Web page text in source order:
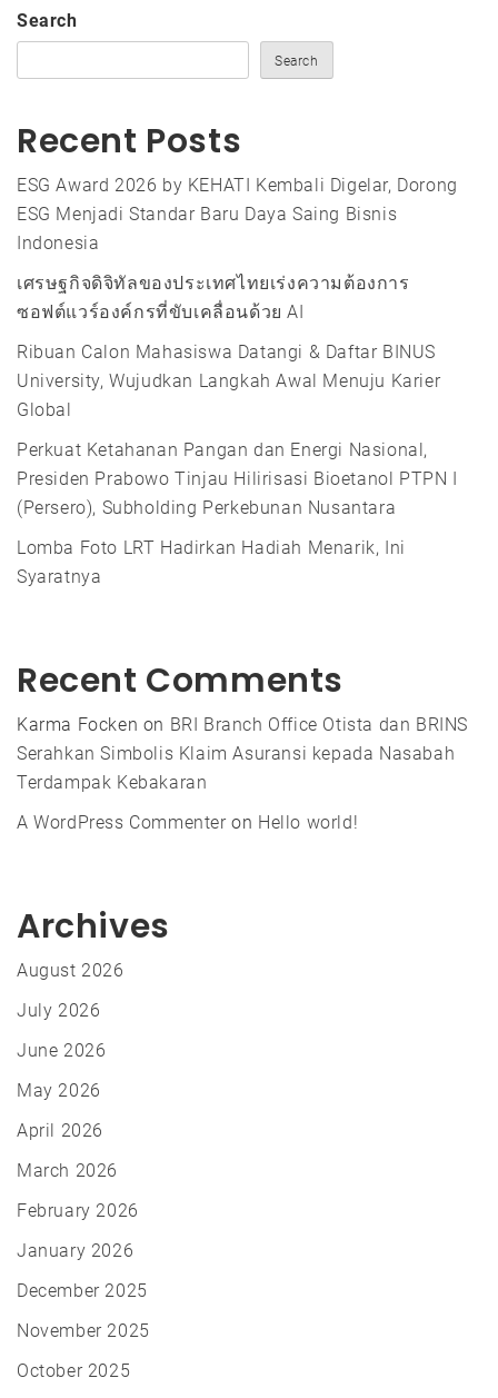
Search
Search
Recent Posts
ESG Award 2026 by KEHATI Kembali Digelar, Dorong
ESG Menjadi Standar Baru Daya Saing Bisnis
Indonesia
เศรษฐกิจดิจิทัลของประเทศไทยเร่งความต้องการ
ซอฟต์แวร์องค์กรที่ขับเคลื่อนด้วย AI
Ribuan Calon Mahasiswa Datangi & Daftar BINUS
University, Wujudkan Langkah Awal Menuju Karier
Global
Perkuat Ketahanan Pangan dan Energi Nasional,
Presiden Prabowo Tinjau Hilirisasi Bioetanol PTPN I
(Persero), Subholding Perkebunan Nusantara
Lomba Foto LRT Hadirkan Hadiah Menarik, Ini
Syaratnya
Recent Comments
Karma Focken on BRI Branch Office Otista dan BRINS
Serahkan Simbolis Klaim Asuransi kepada Nasabah
Terdampak Kebakaran
A WordPress Commenteron Hello world!
Archives
August 2026
July 2026
June 2026
May 2026
April 2026
March 2026
February 2026
January 2026
December 2025
November 2025
October 2025